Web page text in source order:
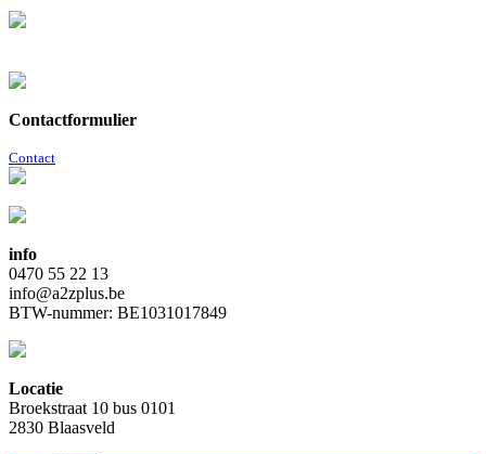
Contactformulier
Contact
info
0470 55 22 13
info@a2zplus.be
BTW-nummer: BE1031017849
Locatie
Broekstraat 10 bus 0101
2830 Blaasveld